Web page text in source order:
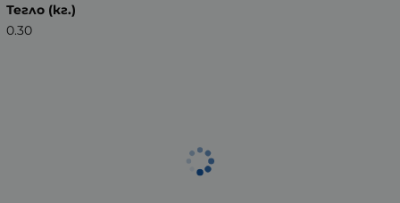
Тегло (кг.)
0.30